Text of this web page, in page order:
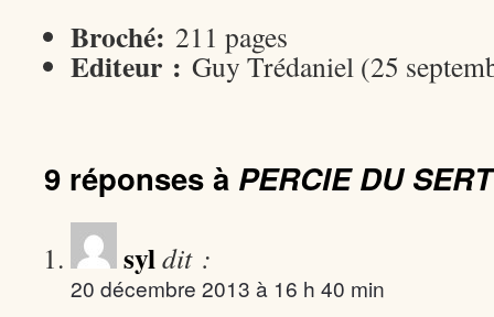
Broché: 211 pages
Editeur : Guy Trédaniel (25
9 réponses à PERCIE DU
syldit :
20 décembre 2013 à 16 h 40 min